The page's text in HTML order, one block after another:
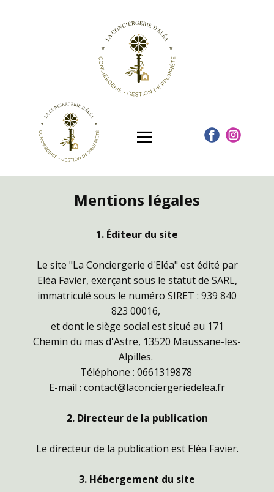
Mentions légales
1. Éditeur du site
Le site "La Conciergerie d'Eléa" est édité par
Eléa Favier, exerçant sous le statut de SARL,
immatriculé sous le numéro SIRET : 939 840
823 00016,
et dont le siège social est situé au 171
Chemin du mas d'Astre, 13520 Maussane-les-
Alpilles.
Téléphone : 0661319878
E-mail : contact@laconciergeriedelea.fr
2. Directeur de la publication
Le directeur de la publication est Eléa Favier.
3. Hébergement du site